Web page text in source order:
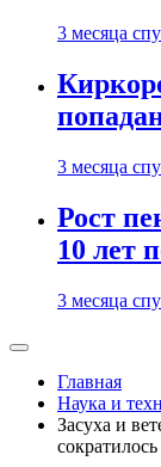
3 месяца
3 месяца
Рост
10 лет
3 месяца
Главная
Наука и
Засуха и